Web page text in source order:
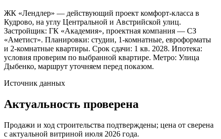
ЖК «Лендлер» — действующий проект комфорт-класса в
Кудрово, на углу Центральной и Австрийской улиц.
Застройщик: ГК «Академия», проектная компания — СЗ
«Аметист». Планировки: студии, 1-комнатные, евроформаты
и 2-комнатные квартиры. Срок сдачи: 1 кв. 2028. Ипотека:
условия проверим по выбранной квартире. Метро: Улица
Дыбенко, маршрут уточняем перед показом.
Источник данных
Актуальность проверена
Продажи и ход строительства подтверждены; цена от сверена
с актуальной витриной июля 2026 года.